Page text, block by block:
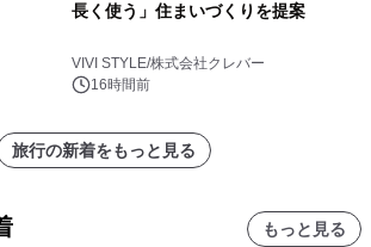
長く使う」住まいづくりを提案
VIVI STYLE/株式会社クレバー
16時間前
旅行の新着をもっと見る
もっと見る